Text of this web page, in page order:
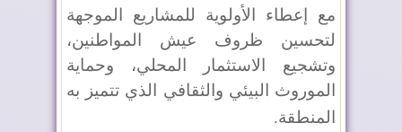
مع إعطاء الأولوية للمشاريع الموجهة
لتحسين ظروف عيش المواطنين،
وتشجيع الاستثمار المحلي، وحماية
الموروث البيئي والثقافي الذي تتميز به
المنطقة.